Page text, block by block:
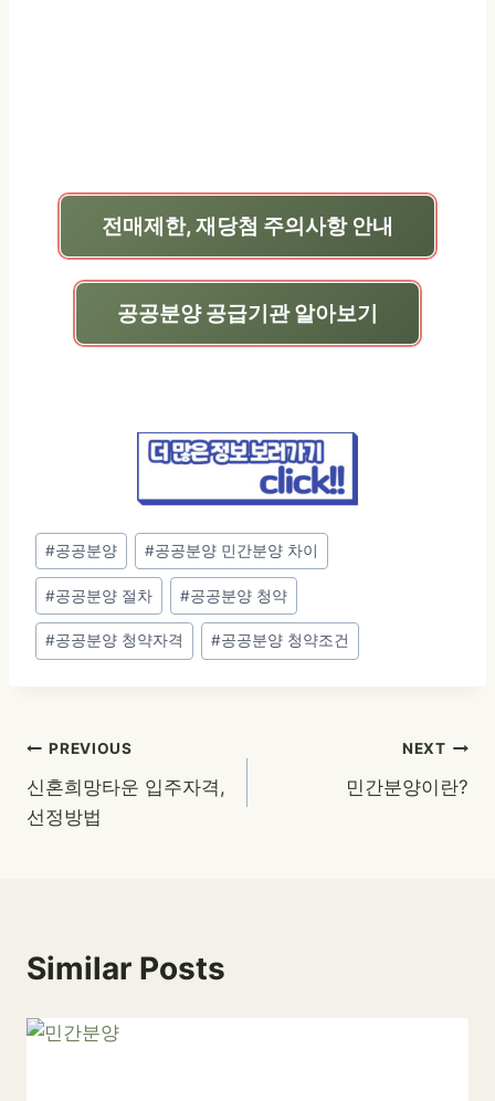
전매제한, 재당첨 주의사항 안내
공공분양 공급기관 알아보기
Post
Tags:
#공공분양 #공공분양 민간분양 차이
#공공분양 절차 #공공분양 청약
#공공분양 청약자격 #공공분양 청약조건
글
탐
PREVIOUS
신혼희망타운 입주자격,
선정방법
NEXT
민간분양이란?
Similar Posts